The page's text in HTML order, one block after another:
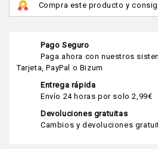
Compra este producto y
Pago Seguro
Paga ahora con nuestros
Tarjeta, PayPal o Bizum
Entrega rápida
Envío 24 horas por solo 2,99€
Devoluciones gratuitas
Cambios y devoluciones